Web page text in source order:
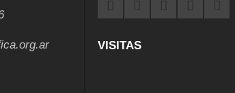
VISITAS